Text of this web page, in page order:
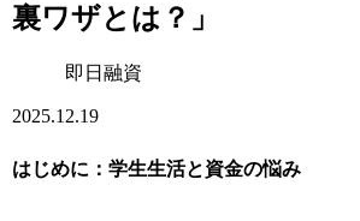
裏ワザとは？」
即日融資
2025.12.19
はじめに：学生生活と資金の悩み